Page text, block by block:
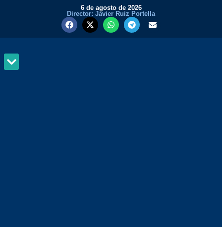
6 de agosto de 2026
Director: Javier Ruiz Portella